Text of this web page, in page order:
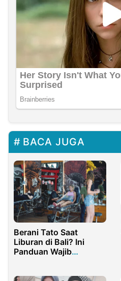
BACA JUGA
Berani Tato Saat
Liburan di Bali? Ini
Panduan Wajib